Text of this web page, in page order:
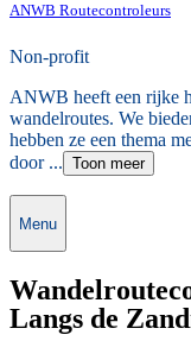
ANWB Routecontroleurs
Non-profit
ANWB heeft een rijke
wandelroutes. We
hebben ze een thema
door ... Toon meer
Menu
Langs de